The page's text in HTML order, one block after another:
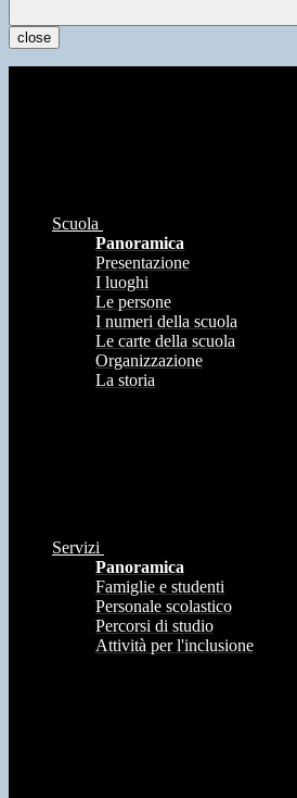
close
Scuola
Panoramica
Presentazione
I luoghi
Le persone
I numeri della scuola
Le carte della scuola
Organizzazione
La storia
Servizi
Panoramica
Famiglie e studenti
Personale scolastico
Percorsi di studio
Attività per l'inclusione